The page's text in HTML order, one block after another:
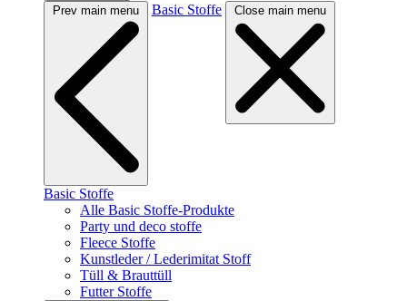
Prev main menu Basic Stoffe Close main menu
Basic Stoffe
Alle Basic Stoffe-Produkte
Party und deco stoffe
Fleece Stoffe
Kunstleder / Lederimitat Stoff
Tüll & Brauttüll
Futter Stoffe